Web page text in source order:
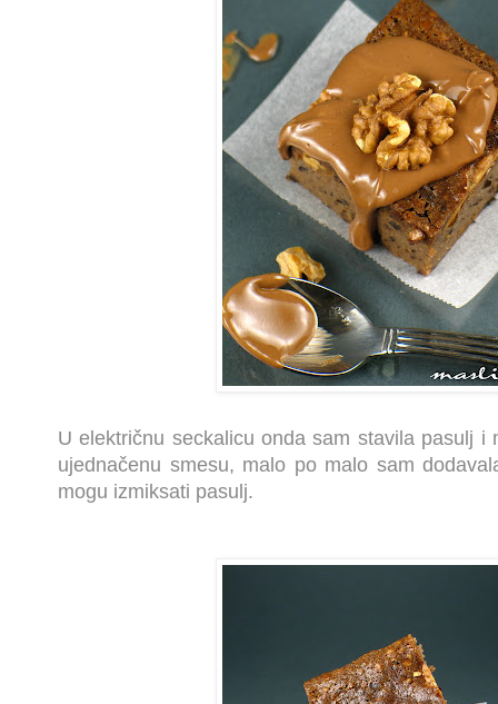
U električnu seckalicu onda sam stavila pasulj i
ujednačenu smesu, malo po malo sam
mogu izmiksati pasulj.